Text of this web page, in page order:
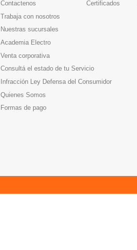
Contactenos
Trabaja con nosotros
Nuestras sucursales
Academia Electro
Venta corporativa
Consultá el estado de tu Servicio
Infracción Ley Defensa del Consumidor
Quienes Somos
Formas de pago
Certificados